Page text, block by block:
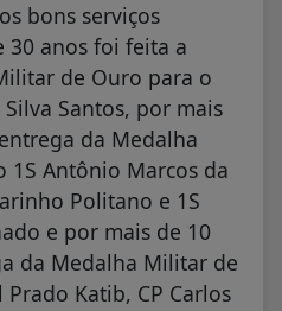
bons serviços
30 anos foi feita a
de Ouro para o
Santos, por mais
da Medalha
Antônio Marcos da
Politano e 1S
e por mais de 10
da Medalha Militar de
Katib, CP Carlos